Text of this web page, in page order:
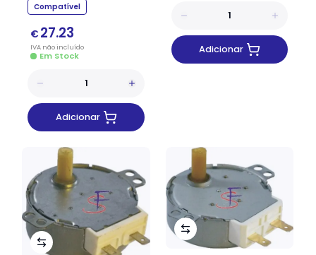
Compatível
€ 27.23
IVA nãoincluído
Em Stock
Adicionar
Adicionar